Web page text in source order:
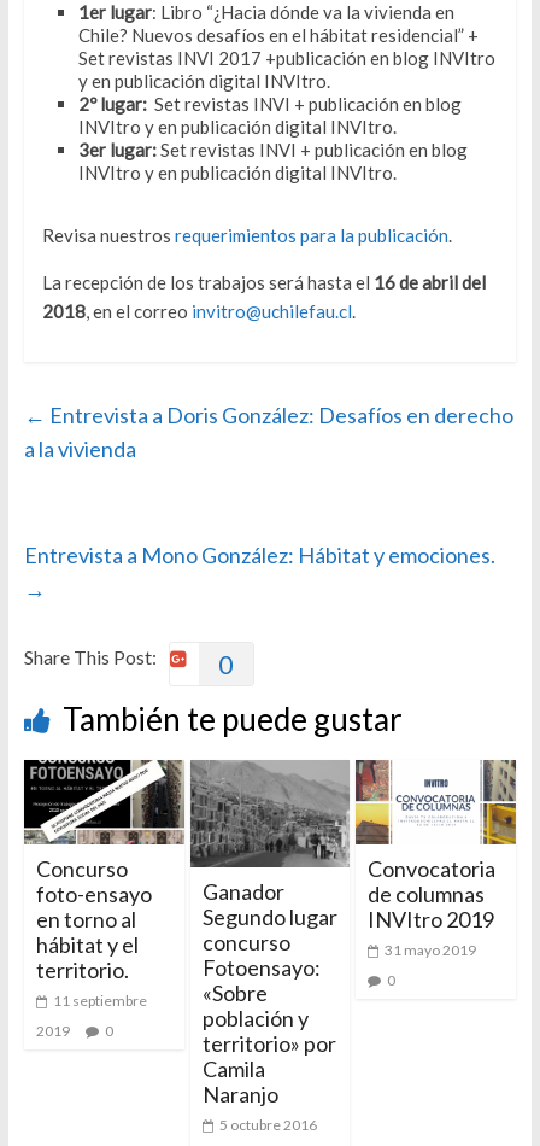
1er lugar: Libro “¿Hacia dónde va la vivienda en
Chile? Nuevos desafíos en el hábitat residencial” +
Set revistas INVI 2017 +publicación en blog INVItro
y en publicación digital INVItro.
2º lugar:Set revistas INVI + publicación en blog
INVItro y en publicación digital INVItro.
3er lugar:Set revistas INVI + publicación en blog
INVItro y en publicación digital INVItro.
Revisa nuestros requerimientos para la publicación.
La recepción de los trabajos será hasta el 16 de abril del
2018, en el correo invitro@uchilefau.cl.
← Entrevista a Doris González: Desafíos en derecho
a la vivienda
Entrevista a Mono González: Hábitat y emociones.
→
Share This Post: 0
También te puede gustar
Concurso
foto-ensayo
en torno al
hábitat y el
territorio.
11 septiembre
2019
0
Ganador
Segundo lugar
concurso
Fotoensayo:
«Sobre
población y
territorio» por
Camila
Naranjo
5 octubre 2016
Convocatoria
de columnas
INVItro 2019
31 mayo 2019
0